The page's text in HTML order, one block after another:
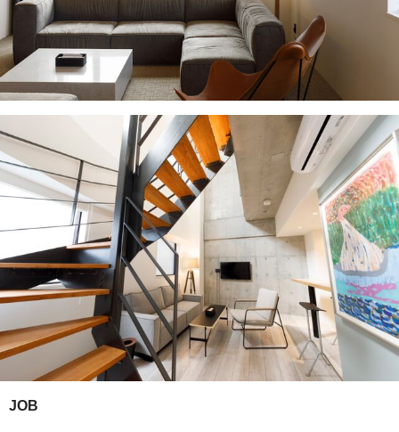
JOB